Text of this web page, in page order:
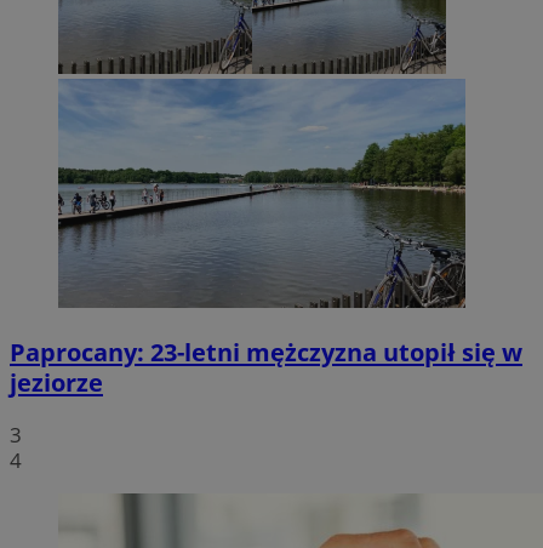
Paprocany: 23-letni mężczyzna utopił się w
jeziorze
3
4